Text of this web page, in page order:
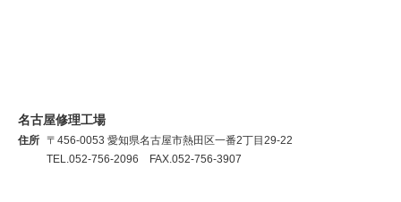
名古屋修理工場
住所 〒456-0053 愛知県名古屋市熱田区一番2丁目29-22
TEL.052-756-2096 FAX.052-756-3907